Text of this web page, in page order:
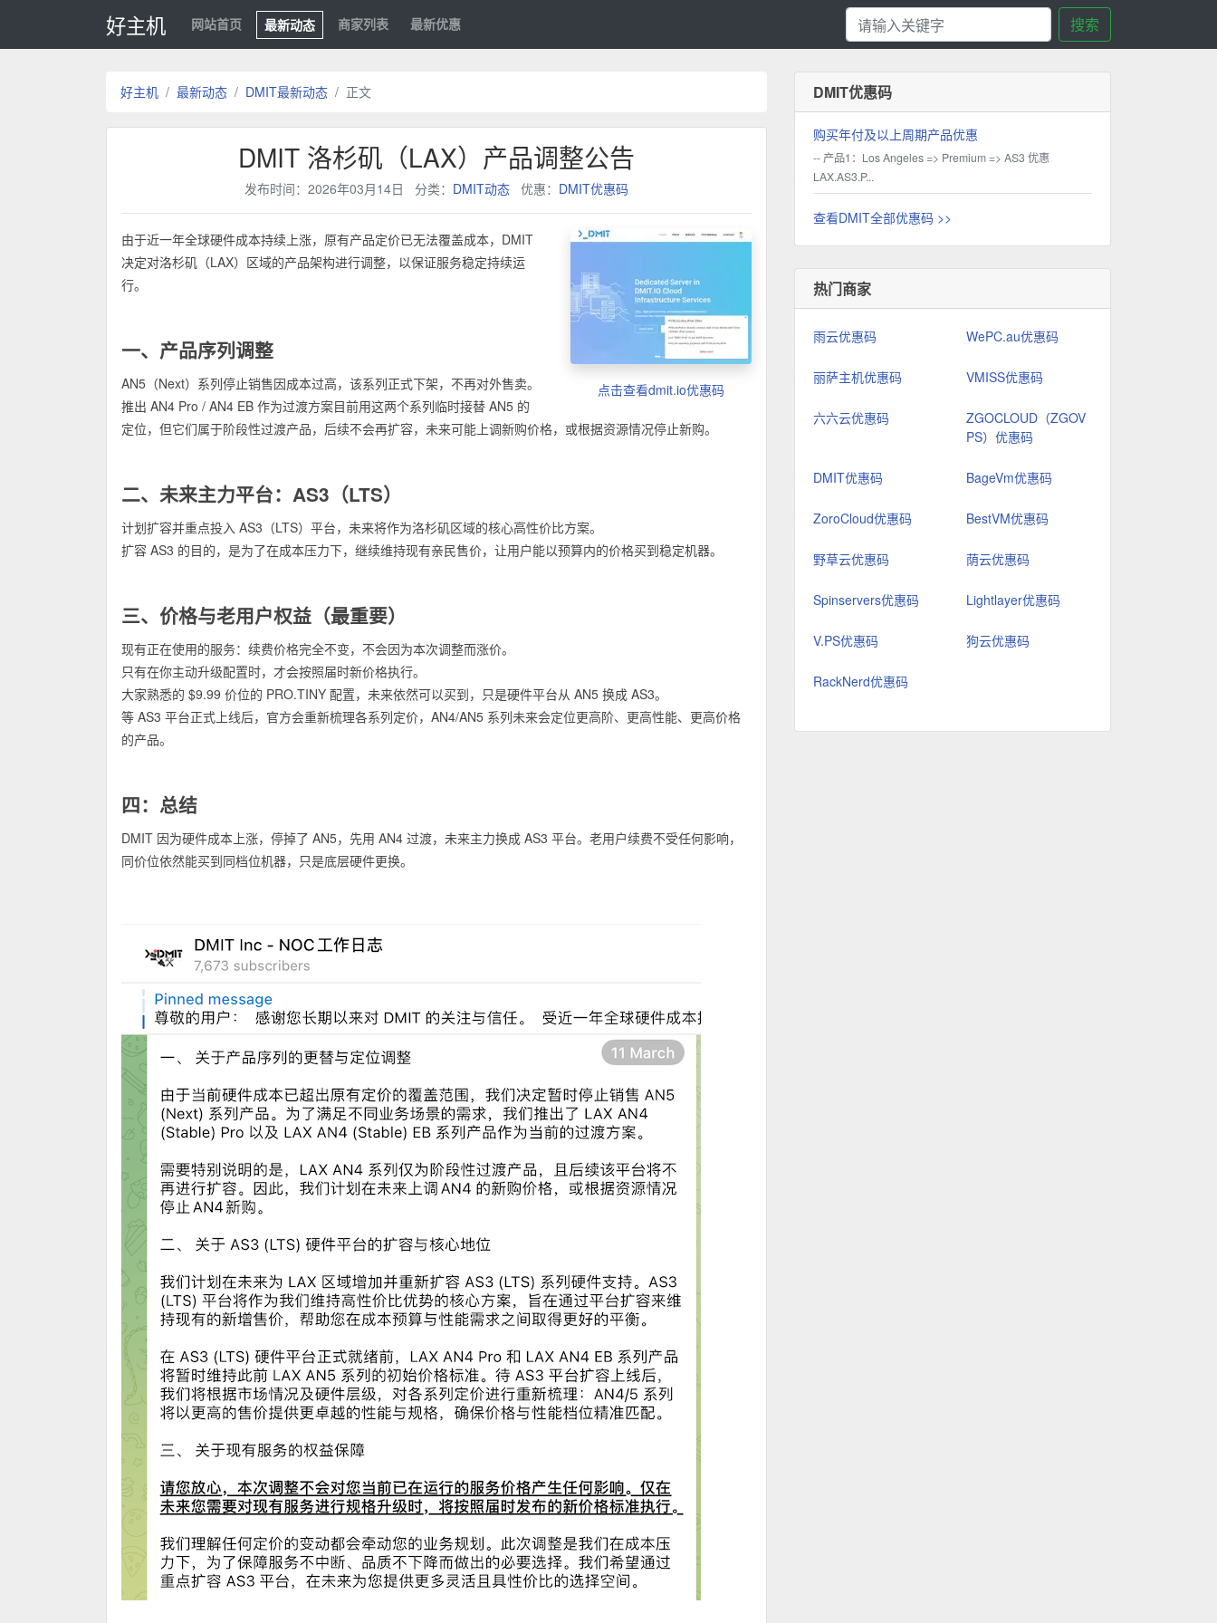
好主机 网站首页 最新动态 商家列表 最新优惠 搜索
好主机 最新动态 DMIT最新动态 正文
DMIT 洛杉矶（LAX）产品调整公告
发布时间：2026年03月14日 分类： DMIT动态 优惠： DMIT优惠码
点击查看dmit.io优惠码
由于近一年全球硬件成本持续上涨，原有产品定价已无法覆盖成本，DMIT
决定对洛杉矶（LAX）区域的产品架构进行调整，以保证服务稳定持续运
行。
一、产品序列调整
AN5（Next）系列停止销售因成本过高，该系列正式下架，不再对外售卖。
推出 AN4 Pro / AN4 EB 作为过渡方案目前用这两个系列临时接替 AN5 的
定位，但它们属于阶段性过渡产品，后续不会再扩容，未来可能上调新购价格，或根据资源情况停止新购。
二、未来主力平台：AS3（LTS）
计划扩容并重点投入 AS3（LTS）平台，未来将作为洛杉矶区域的核心高性价比方案。
扩容 AS3 的目的，是为了在成本压力下，继续维持现有亲民售价，让用户能以预算内的价格买到稳定机器。
三、价格与老用户权益（最重要）
现有正在使用的服务：续费价格完全不变，不会因为本次调整而涨价。
只有在你主动升级配置时，才会按照届时新价格执行。
大家熟悉的 $9.99 价位的 PRO.TINY 配置，未来依然可以买到，只是硬件平台从 AN5 换成 AS3。
等 AS3 平台正式上线后，官方会重新梳理各系列定价，AN4/AN5 系列未来会定位更高阶、更高性能、更高价格
的产品。
四：总结
DMIT 因为硬件成本上涨，停掉了 AN5，先用 AN4 过渡，未来主力换成 AS3 平台。老用户续费不受任何影响，
同价位依然能买到同档位机器，只是底层硬件更换。
DMIT优惠码
购买年付及以上周期产品优惠
-- 产品1：Los Angeles => Premium => AS3 优惠
LAX.AS3.P...
查看DMIT全部优惠码 >>
热门商家
雨云优惠码 WePC.au优惠码
丽萨主机优惠码 VMISS优惠码
六六云优惠码
ZGOCLOUD（ZGOV
PS）优惠码
DMIT优惠码 BageVm优惠码
ZoroCloud优惠码 BestVM优惠码
野草云优惠码 荫云优惠码
Spinservers优惠码 Lightlayer优惠码
V.PS优惠码 狗云优惠码
RackNerd优惠码